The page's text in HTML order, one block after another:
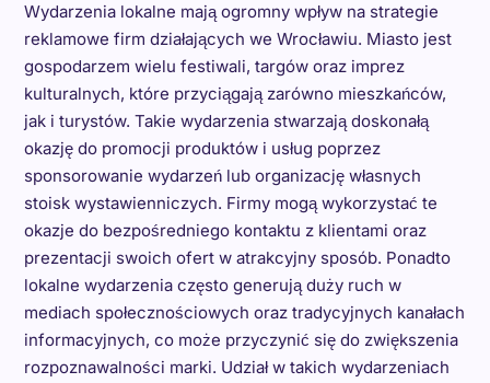
Wydarzenia lokalne mają ogromny wpływ na strategie
reklamowe firm działających we Wrocławiu. Miasto jest
gospodarzem wielu festiwali, targów oraz imprez
kulturalnych, które przyciągają zarówno mieszkańców,
jak i turystów. Takie wydarzenia stwarzają doskonałą
okazję do promocji produktów i usług poprzez
sponsorowanie wydarzeń lub organizację własnych
stoisk wystawienniczych. Firmy mogą wykorzystać te
okazje do bezpośredniego kontaktu z klientami oraz
prezentacji swoich ofert w atrakcyjny sposób. Ponadto
lokalne wydarzenia często generują duży ruch w
mediach społecznościowych oraz tradycyjnych kanałach
informacyjnych, co może przyczynić się do zwiększenia
rozpoznawalności marki. Udział w takich wydarzeniach